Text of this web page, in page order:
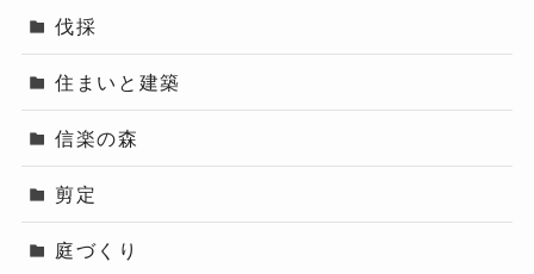
伐採
住まいと建築
信楽の森
剪定
庭づくり